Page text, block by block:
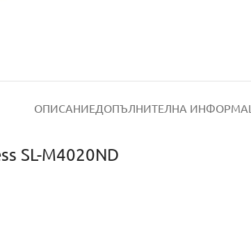
ОПИСАНИЕДОПЪЛНИТЕЛНА
SL-M4020ND